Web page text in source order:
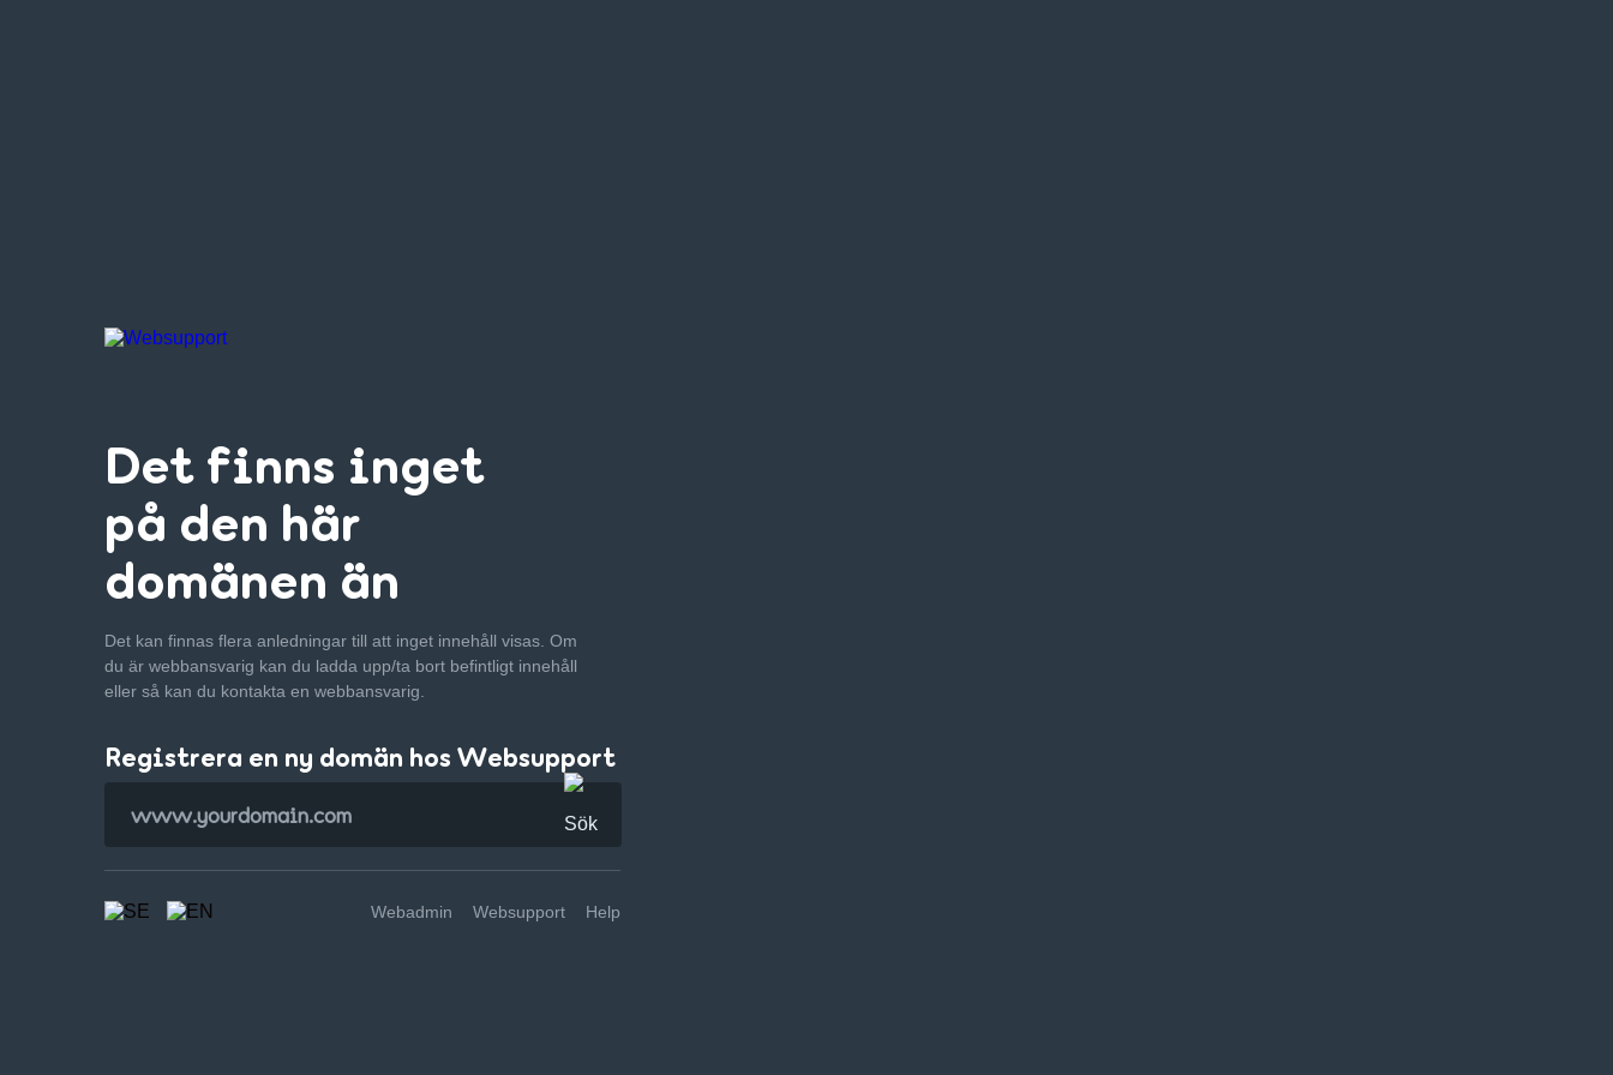
Det finns inget
på den här
domänen än
Det kan finnas flera anledningar till att inget innehåll visas. Om
du är webbansvarig kan du ladda upp/ta bort befintligt innehåll
eller så kan du kontakta en webbansvarig.
Registrera en ny domän hos Websupport
Webadmin Websupport Help